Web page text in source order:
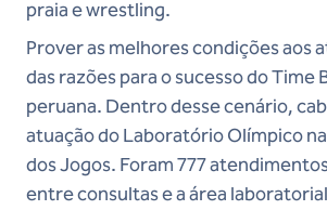
praia e wrestling.
Prover as melhores condições aos
das razões para o sucesso do Time
peruana. Dentro desse cenário,
atuação do Laboratório Olímpico
dos Jogos. Foram 777
entre consultas e a área